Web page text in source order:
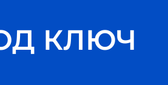
КЛЮЧ